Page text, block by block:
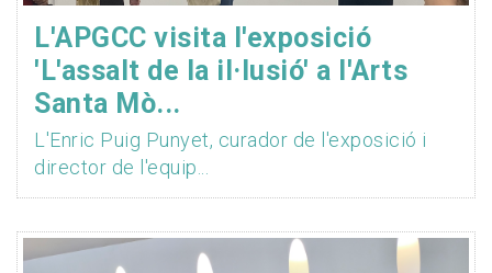
L'APGCC visita l'exposició
'L'assalt de la il·lusió' a l'Arts
Santa Mò...
L'Enric Puig Punyet, curador de l'exposició i
director de l'equip...